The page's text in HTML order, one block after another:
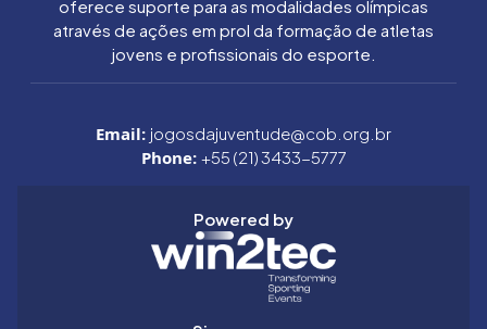
oferece suporte para as modalidades olímpicas
através de ações em prol da formação de atletas
jovens e profissionais do esporte.
Email: jogosdajuventude@cob.org.br
Phone: +55 (21) 3433-5777
Powered by